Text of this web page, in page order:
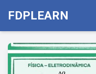
FDPLEARN